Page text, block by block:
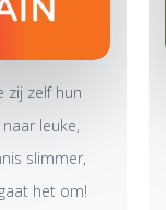
zij zelf hun
leuke,
slimmer,
het om!